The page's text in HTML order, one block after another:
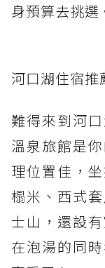
身預算去挑選
河口湖住宿推
難得來到河
溫泉旅館是
理位置佳，
榻米、西式
士山，還設
在泡湯的同